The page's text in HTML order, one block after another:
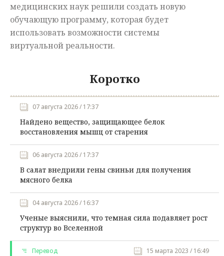
медицинских наук решили создать новую
обучающую программу, которая будет
использовать возможности системы
виртуальной реальности.
Коротко
07 августа 2026 / 17:37
Найдено вещество, защищающее белок
восстановления мышц от старения
06 августа 2026 / 17:37
В салат внедрили гены свиньи для получения
мясного белка
04 августа 2026 / 16:37
Ученые выяснили, что темная сила подавляет рост
структур во Вселенной
Перевод 15 марта 2023 / 16:49